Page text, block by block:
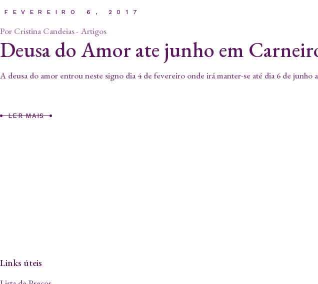
FEVEREIRO 6, 2017
Por Cristina Candeias Artigos
Deusa do Amor ate junho em
A deusa do amor entrou neste signo dia 4 de fevereiro onde irá manter-se até dia 6 de junho
LER MAIS
Links úteis